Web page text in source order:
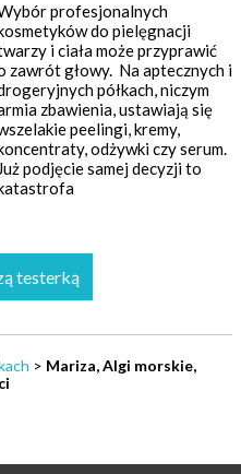
profesjonalnych
do pielęgnacji
i ciała może przyprawić
zawrót głowy. Na aptecznych i
półkach, niczym
zbawienia, ustawiają się
peelingi, kremy,
odżywki czy serum.
Już podjęcie samej decyzji to
testerką
> Mariza, Algi morskie,